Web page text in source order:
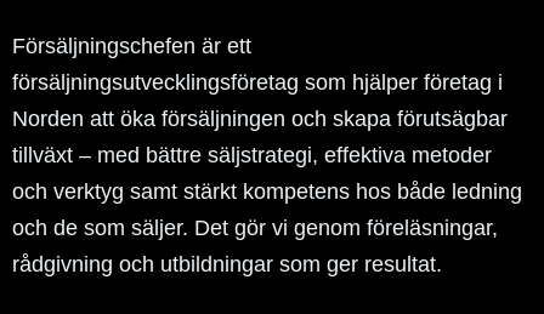
Försäljningschefen är ett
försäljningsutvecklingsföretag som hjälper företag i
Norden att öka försäljningen och skapa förutsägbar
tillväxt – med bättre säljstrategi, effektiva metoder
och verktyg samt stärkt kompetens hos både ledning
och de som säljer. Det gör vi genom föreläsningar,
rådgivning och utbildningar som ger resultat.